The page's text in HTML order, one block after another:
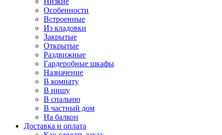
Особенности
Встроенные
Из кладовки
Закрытые
Открытые
Раздвижные
Гардеробные шкафы
Назначение
В комнату
В нишу
В спальню
В частный дом
На балкон
Доставка и оплата